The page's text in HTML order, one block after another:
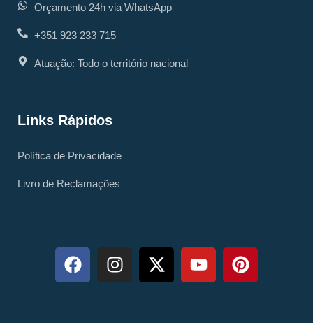
Orçamento 24h via WhatsApp
+351 923 233 715
Atuação: Todo o território nacional
Links Rápidos
Política de Privacidade
Livro de Reclamações